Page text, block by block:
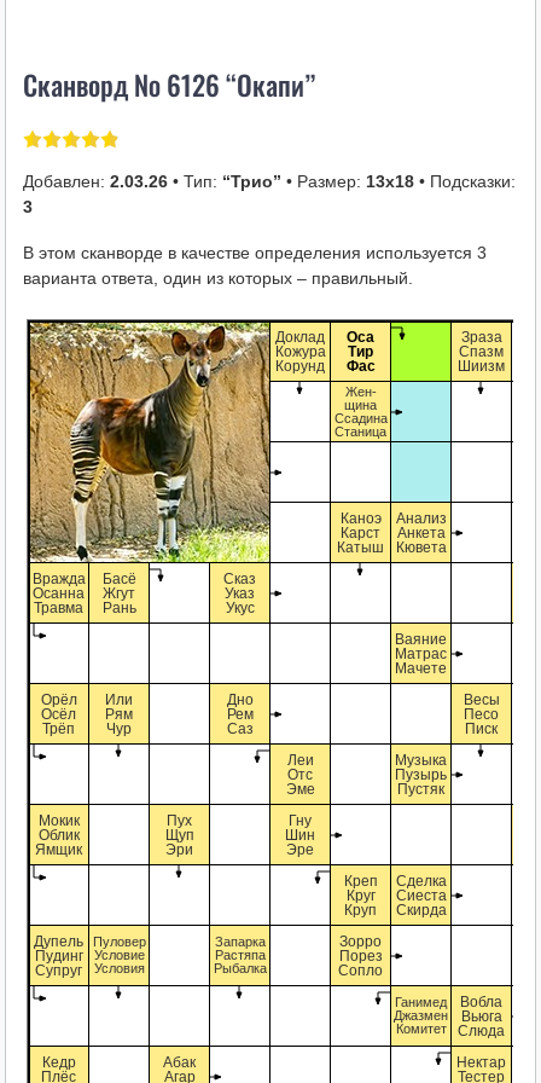
i
Сканворд № 6126 “Окапи”
Добавлен: 2.03.26• Тип: “Трио” • Размер: 13х18• Подсказки:
3
В этом сканворде в качестве определения используется 3
варианта ответа, один из которых – правильный.
Доклад
Кожура
Корунд
Оса
Тир
Фас
Зраза
Спазм
Шиизм
Жен-
щина
Ссадина
Станица
Каноэ
Карст
Катыш
Анализ
Анкета
Кювета
Вражда
Осанна
Травма
Басё
Жгут
Рань
Сказ
Указ
Укус
Ваяние
Матрас
Мачете
Орёл
Осёл
Трёп
Или
Рям
Чур
Дно
Рем
Саз
Весы
Песо
Писк
Леи
Отс
Эме
Музыка
Пузырь
Пустяк
Мокик
Облик
Ямщик
Пух
Щуп
Эри
Гну
Шин
Эре
Креп
Круг
Круп
Сделка
Сиеста
Скирда
Дупель
Пудинг
Супруг
Пуловер
Условие
Условия
Запарка
Растяпа
Рыбалка
Зорро
Порез
Сопло
Ганимед
Джазмен
Комитет
Вобла
Вьюга
Слюда
Кедр
Плёс
Абак
Агар
Нектар
Тестер